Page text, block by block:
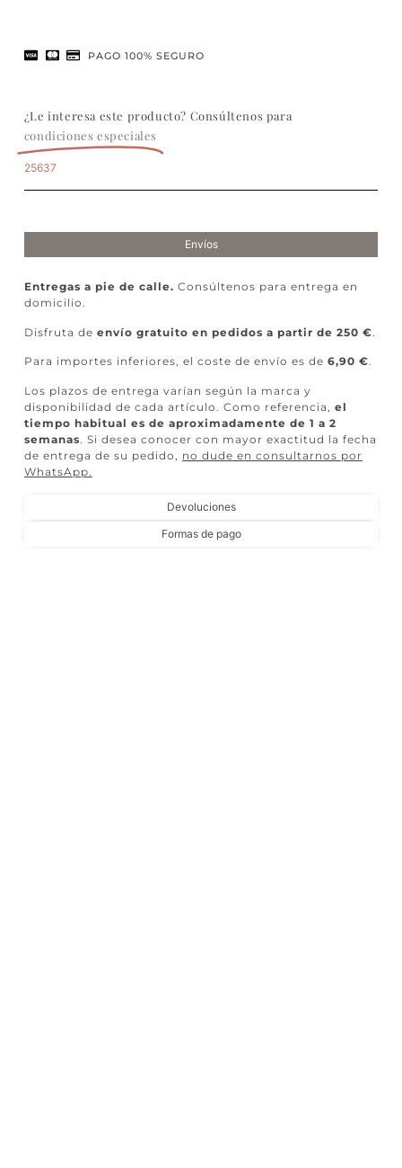
PAGO 100% SEGURO
¿Le interesa este producto? Consúltenos para
condiciones especiales
25637
Envíos
Devoluciones
Formas de pago
Entregas a pie de calle. Consúltenos para entrega en
domicilio.
Disfruta de envío gratuito en pedidos a partir de 250 €
Para importes inferiores, el coste de envío es de 6,90 €.
Los plazos de entrega varían según la marca y
disponibilidad de cada artículo. Como referencia, el
tiempo habitual es de aproximadamente de 1 a 2
semanas . Si desea conocer con mayor exactitud la fecha
de entrega de su pedido, no dude en consultarnos por
WhatsApp